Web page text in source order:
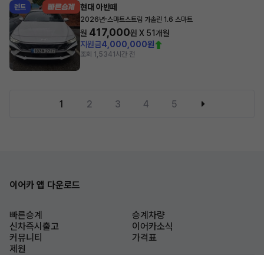
렌트 현대 아반떼
2026년·스마트스트림 가솔린 1.6 스마트
월 417,000원 X 51개월
지원금4,000,000원
조회 1,5341시간 전
1 2 3 4 5
이어카 앱 다운로드
빠른승계
승계차량
신차즉시출고
이어카소식
커뮤니티
가격표
제원